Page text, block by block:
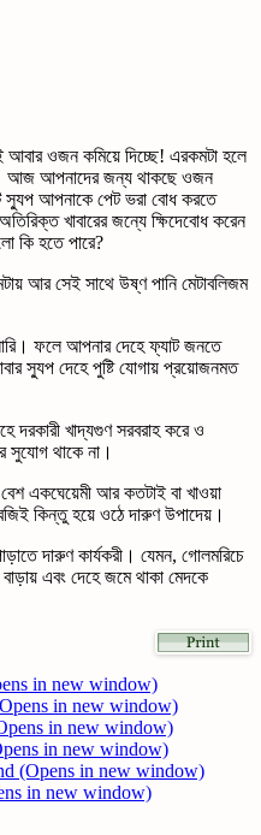
আবার ওজন কমিয়ে দিচ্ছে! এরকমটা হলে
আজ আপনাদের জন্য থাকছে ওজন
স্যুপ আপনাকে পেট ভরা বোধ করতে
খাবারের জন্যে ক্ষিদেবোধ করেন
কি হতে পারে?
আর সেই সাথে উষ্ণ পানি মেটাবলিজম
ফলে আপনার দেহে ফ্যাট জনতে
স্যুপ দেহে পুষ্টি যোগায় প্রয়োজনমত
দরকারী খাদ্যগুণ সরবরাহ করে ও
সুযোগ থাকে না।
বেশ একঘেয়েমী আর কতটাই বা খাওয়া
কিন্তু হয়ে ওঠে দারুণ উপাদেয়।
দারুণ কার্যকরী। যেমন, গোলমরিচে
এবং দেহে জমে থাকা মেদকে
in new window)
in new window)
in new window)
in new window)
(Opens in new window)
in new window)